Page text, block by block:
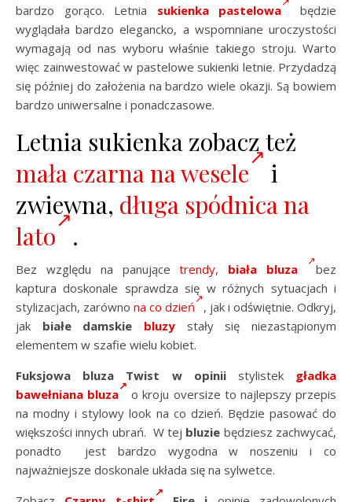
bardzo gorąco. Letnia sukienka pastelowa
będzie
wyglądała bardzo elegancko, a wspomniane uroczystości
wymagają od nas wyboru właśnie takiego stroju. Warto
więc zainwestować w pastelowe sukienki letnie. Przydadzą
się później do założenia na bardzo wiele okazji. Są bowiem
bardzo uniwersalne i ponadczasowe.
Letnia sukienka zobacz też
mała czarna na wesele
i
zwiewna, długa spódnica na
lato .
Bez względu na panującetrendy, biała bluza
bez
kaptura doskonale sprawdza się w różnych sytuacjach i
stylizacjach, zarówno na co dzień
, jak i odświętnie. Odkryj,
jak białe damskie bluzy stały się niezastąpionym
elementem w szafie wielu kobiet.
Fuksjowa bluza Twist
w opiniistylistek gładka
bawełniana bluza
o kroju oversize to najlepszy przepis
na modny i stylowy look na co dzień. Będzie pasować do
większości innych ubrań. W tej bluzie będziesz zachwycać,
ponadto jest bardzo wygodna w noszeniu i co
najważniejsze doskonale układa się na sylwetce.